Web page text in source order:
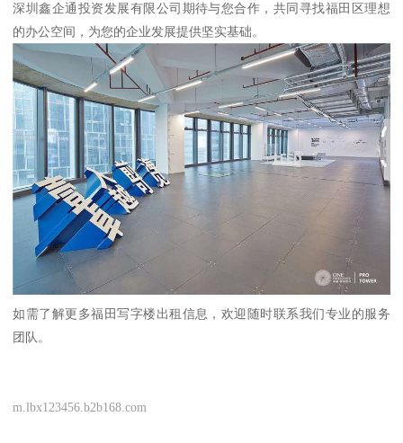
深圳鑫企通投资发展有限公司期待与您合作，共同寻找福田区理想
的办公空间，为您的企业发展提供坚实基础。
如需了解更多福田写字楼出租信息，欢迎随时联系我们专业的服务
团队。
m.lbx123456.b2b168.com